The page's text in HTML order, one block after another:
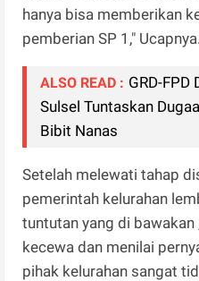
hanya bisa memberikan
pemberian SP 1," Ucapnya.
ALSO READ : GRD-FPD
Sulsel Tuntaskan
Bibit Nanas
Setelah melewati tahap
pemerintah kelurahan
tuntutan yang di
kecewa dan menilai
pihak kelurahan sangat